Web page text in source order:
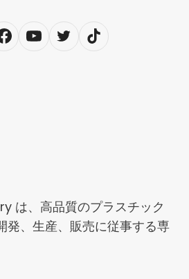
は、高品質のプラスチック
発、生産、販売に従事する専